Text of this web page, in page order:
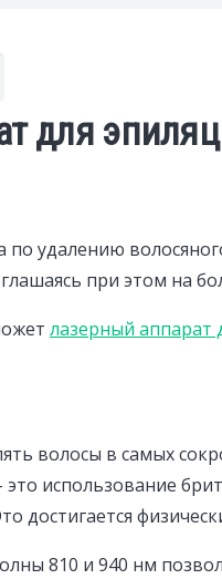
для
по удалению
при этом на
лазерный аппарат
волосы в самых
использование
достигается
810 и 940 нм